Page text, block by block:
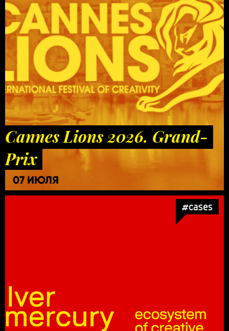
Cannes Lions 2026. Grand-
Prix
07 ИЮЛЯ
#cases